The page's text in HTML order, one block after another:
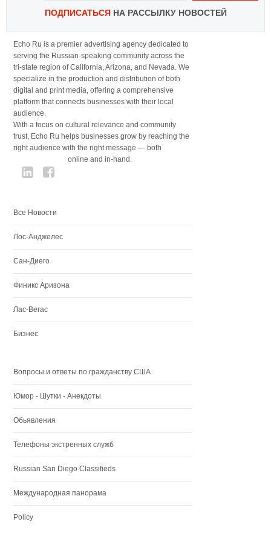
ПОДПИСАТЬСЯНА РАССЫЛКУ НОВОСТЕЙ
Echo Ru is a premier advertising agency dedicated to
serving the Russian-speaking community across the
tri-state region of California, Arizona, and Nevada. We
specialize in the production and distribution of both
digital and print media, offering a comprehensive
platform that connects businesses with their local
audience.
With a focus on cultural relevance and community
trust, Echo Ru helps businesses grow by reaching the
right audience with the right message — both
online and in-hand.
Все Новости
Лос-Анджелес
Сан-Диего
Финикс Аризона
Лас-Вегас
Бизнес
Вопросы и ответы по гражданству США
Юмор - Шутки - Анекдоты
Обьявления
Телефоны экстренных служб
Russian San Diego Classifieds
Международная панорама
Policy